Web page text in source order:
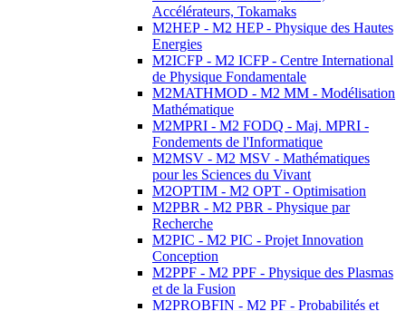
Accélérateurs, Tokamaks
M2HEP - M2 HEP - Physique des Hautes
Energies
M2ICFP - M2 ICFP - Centre International
de Physique Fondamentale
M2MATHMOD - M2 MM - Modélisation
Mathématique
M2MPRI - M2 FODQ - Maj. MPRI -
Fondements de l'Informatique
M2MSV - M2 MSV - Mathématiques
pour les Sciences du Vivant
M2OPTIM - M2 OPT - Optimisation
M2PBR - M2 PBR - Physique par
Recherche
M2PIC - M2 PIC - Projet Innovation
Conception
M2PPF - M2 PPF - Physique des Plasmas
et de la Fusion
M2PROBFIN - M2 PF - Probabilités et